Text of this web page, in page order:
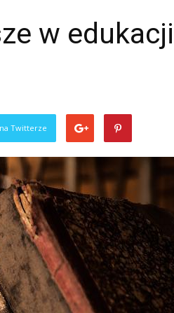
w edukacji
Twitterze